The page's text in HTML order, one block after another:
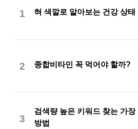
1 혀 색깔로 알아보는 건강 상태
2 종합비타민 꼭 먹어야 할까?
3
검색량 높은 키워드 찾는 가장
방법